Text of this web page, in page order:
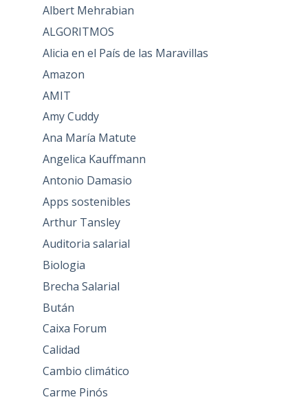
Albert Mehrabian
ALGORITMOS
Alicia en el País de las Maravillas
Amazon
AMIT
Amy Cuddy
Ana María Matute
Angelica Kauffmann
Antonio Damasio
Apps sostenibles
Arthur Tansley
Auditoria salarial
Biologia
Brecha Salarial
Bután
Caixa Forum
Calidad
Cambio climático
Carme Pinós